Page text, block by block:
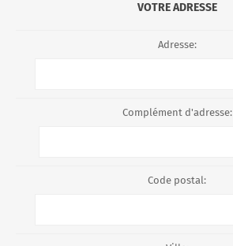
VOTRE ADRESSE
Adresse:
Complément d'adresse:
Code postal: